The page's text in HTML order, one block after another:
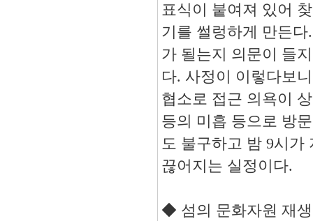
표식이 붙여져 있어
기를 썰렁하게 만든다
가 될는지 의문이 들
다. 사정이 이렇다보
협소로 접근 의욕이
등의 미흡 등으로 방
도 불구하고 밤 9시가
끊어지는 실정이다.
◆ 섬의 문화자원 재